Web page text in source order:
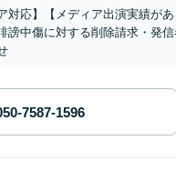
対応】【メディア出演実績が
謗中傷に対する削除請求・発